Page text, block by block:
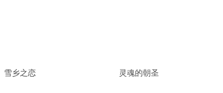
雪乡之恋 灵魂的朝圣